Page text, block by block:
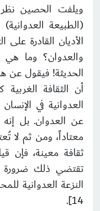
ويلفت الحصين نظر
(الطبيعة
الأديان القادرة
والعدوان؟ وما هي
الحديثة! فيقول عن
أن الثقافة
العدوانية في
عن العدوان. بل
معتاداً، ومن ثم لا
ثقافة معينة، فإن
تقتضي ذلك ضرورة
14].